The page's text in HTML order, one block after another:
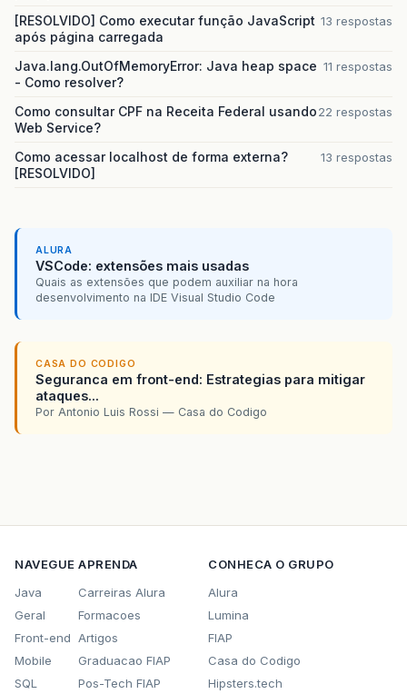
[RESOLVIDO] Como executar função JavaScript
após página carregada
13 respostas
Java.lang.OutOfMemoryError: Java heap space
- Como resolver?
11 respostas
Como consultar CPF na Receita Federal usando
Web Service?
22 respostas
Como acessar localhost de forma externa?
[RESOLVIDO]
13 respostas
ALURA
VSCode: extensões mais usadas
Quais as extensões que podem auxiliar na hora
desenvolvimento na IDE Visual Studio Code
CASA DO CODIGO
Seguranca em front-end: Estrategias para mitigar
ataques...
Por Antonio Luis Rossi — Casa do Codigo
NAVEGUE
Java
Geral
Front-end
Mobile
SQL
APRENDA
Carreiras Alura
Formacoes
Artigos
Graduacao FIAP
Pos-Tech FIAP
CONHECA O GRUPO
Alura
Lumina
FIAP
Casa do Codigo
Hipsters.tech